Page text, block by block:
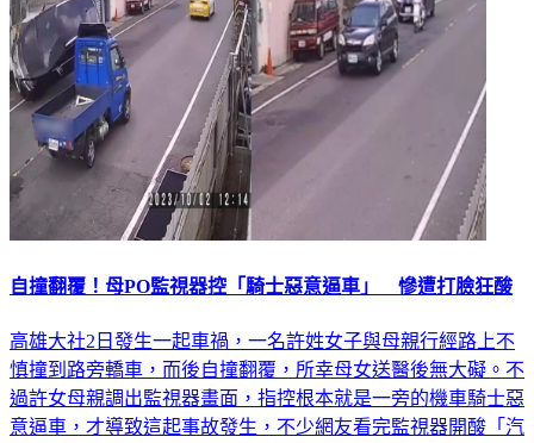
自撞翻覆！母PO監視器控「騎士惡意逼車」 慘遭打臉狂酸
高雄大社2日發生一起車禍，一名許姓女子與母親行經路上不
慎撞到路旁轎車，而後自撞翻覆，所幸母女送醫後無大礙。不
過許女母親調出監視器畫面，指控根本就是一旁的機車騎士惡
意逼車，才導致這起事故發生，不少網友看完監視器開酸「汽